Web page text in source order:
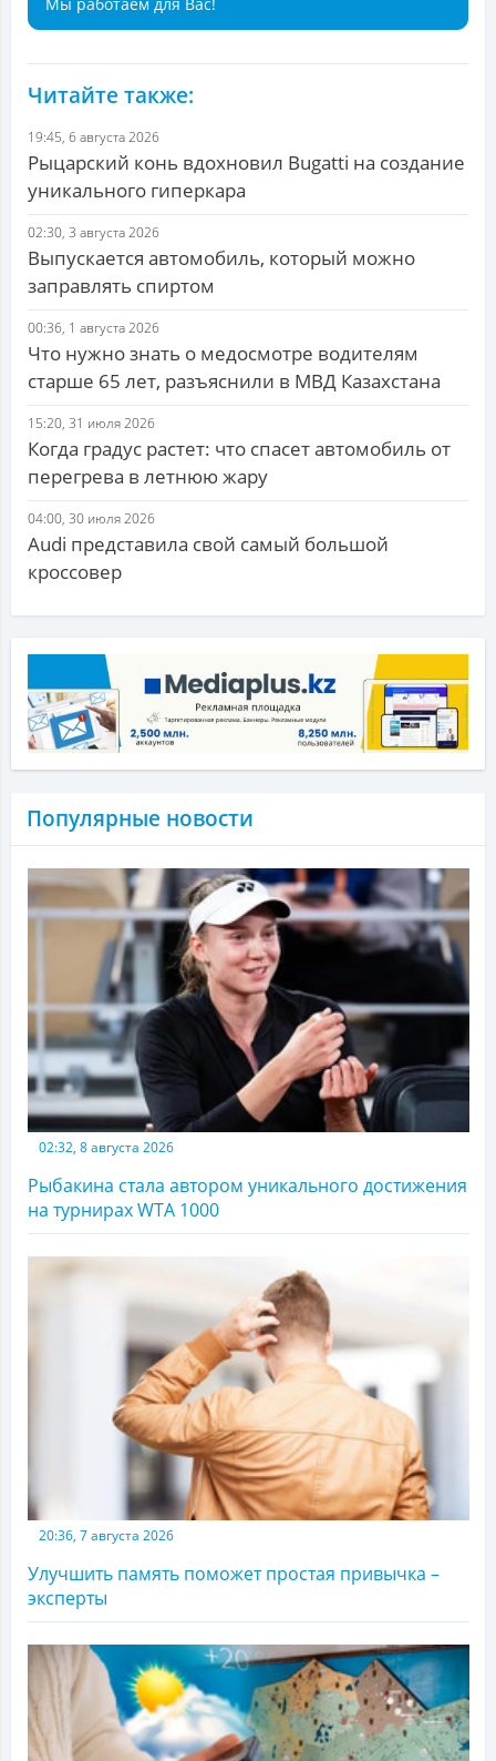
Мы работаем для Вас!
Читайте также:
19:45, 6 августа 2026
Рыцарский конь вдохновил Bugatti на создание
уникального гиперкара
02:30, 3 августа 2026
Выпускается автомобиль, который можно
заправлять спиртом
00:36, 1 августа 2026
Что нужно знать о медосмотре водителям
старше 65 лет, разъяснили в МВД Казахстана
15:20, 31 июля 2026
Когда градус растет: что спасет автомобиль от
перегрева в летнюю жару
04:00, 30 июля 2026
Audi представила свой самый большой
кроссовер
Популярные новости
02:32, 8 августа 2026
Рыбакина стала автором уникального достижения
на турнирах WTA 1000
20:36, 7 августа 2026
Улучшить память поможет простая привычка –
эксперты